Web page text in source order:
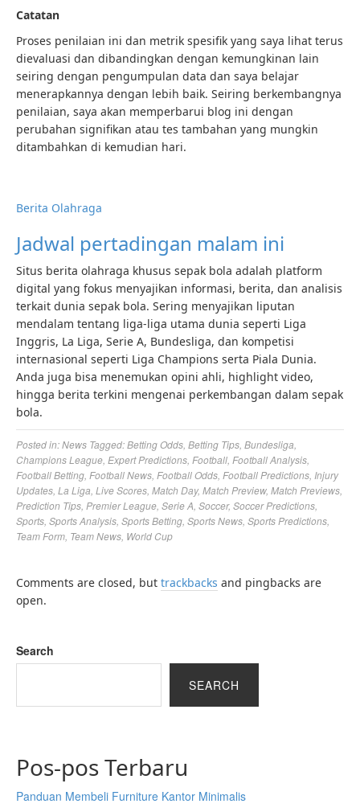
Catatan
Proses penilaian ini dan metrik spesifik yang saya lihat terus
dievaluasi dan dibandingkan dengan kemungkinan lain
seiring dengan pengumpulan data dan saya belajar
menerapkannya dengan lebih baik. Seiring berkembangnya
penilaian, saya akan memperbarui blog ini dengan
perubahan signifikan atau tes tambahan yang mungkin
ditambahkan di kemudian hari.
Berita Olahraga
Jadwal pertadingan malam ini
Situs berita olahraga khusus sepak bola adalah platform
digital yang fokus menyajikan informasi, berita, dan analisis
terkait dunia sepak bola. Sering menyajikan liputan
mendalam tentang liga-liga utama dunia seperti Liga
Inggris, La Liga, Serie A, Bundesliga, dan kompetisi
internasional seperti Liga Champions serta Piala Dunia.
Anda juga bisa menemukan opini ahli, highlight video,
hingga berita terkini mengenai perkembangan dalam sepak
bola.
Posted in:News Tagged:Betting Odds Betting Tips Bundesliga
Champions League Expert Predictions Football Football Analysis
Football Betting Football News Football Odds Football Predictions Injury
Updates La Liga Live Scores Match Day, Match Preview, Match Previews
Prediction Tips Premier League Serie A Soccer, Soccer Predictions
Sports Sports Analysis Sports Betting Sports News Sports Predictions
Team Form Team News World Cup
Comments are closed, but trackbacks and pingbacks are
open.
Search
SEARCH
Pos-pos Terbaru
Panduan Membeli Furniture Kantor Minimalis